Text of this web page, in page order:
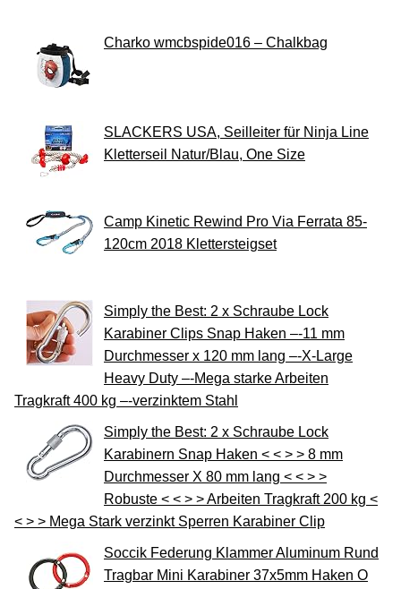
Charko wmcbspide016 – Chalkbag
SLACKERS USA, Seilleiter für Ninja Line
Kletterseil Natur/Blau, One Size
Camp Kinetic Rewind Pro Via Ferrata 85-
120cm 2018 Klettersteigset
Simply the Best: 2 x Schraube Lock
Karabiner Clips Snap Haken –-11 mm
Durchmesser x 120 mm lang –-X-Large
Heavy Duty –-Mega starke Arbeiten
Tragkraft 400 kg –-verzinktem Stahl
Simply the Best: 2 x Schraube Lock
Karabinern Snap Haken < < > > 8 mm
Durchmesser X 80 mm lang < < > >
Robuste < < > > Arbeiten Tragkraft 200 kg <
< > > Mega Stark verzinkt Sperren Karabiner Clip
Soccik Federung Klammer Aluminum Rund
Tragbar Mini Karabiner 37x5mm Haken O